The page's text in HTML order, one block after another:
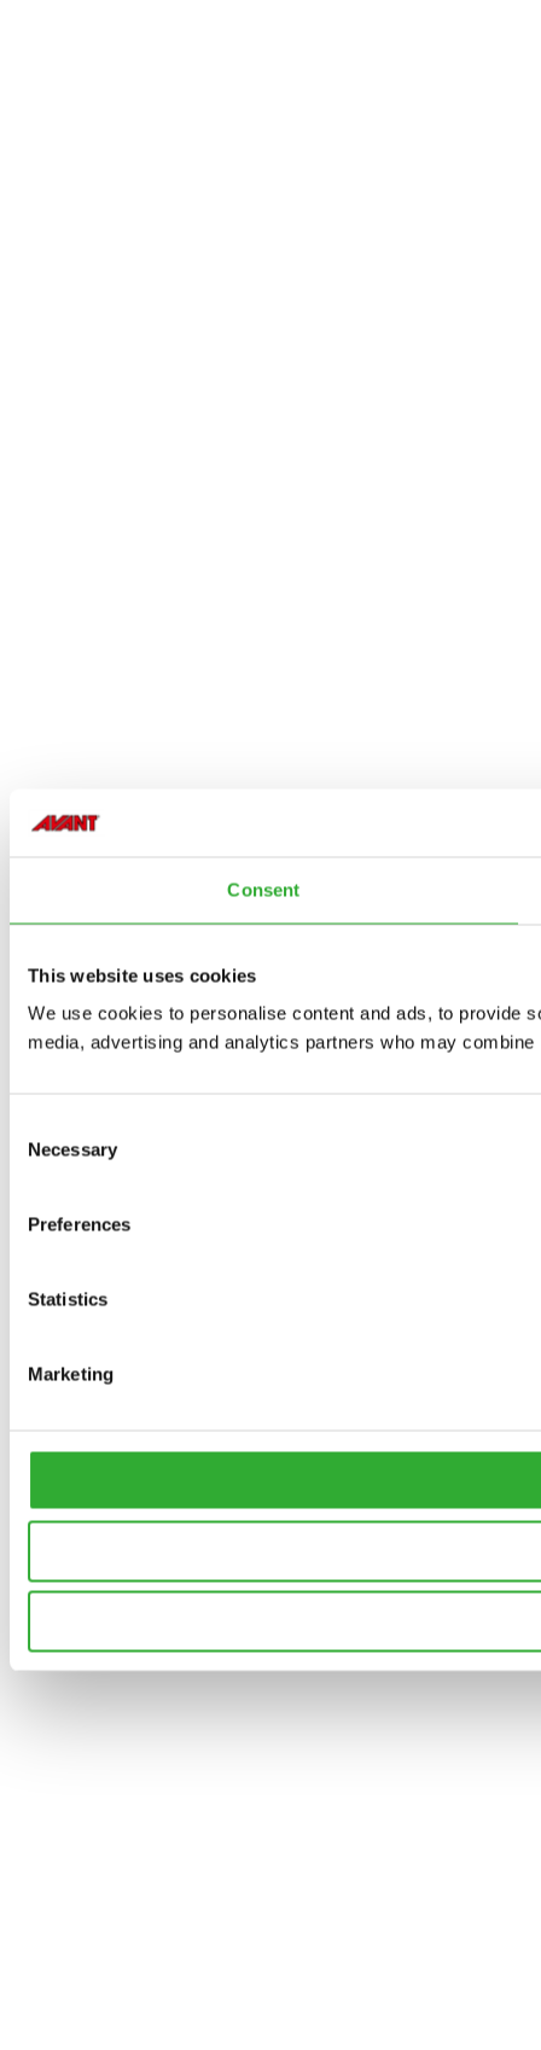
Consent
This website uses cookies
We use cookies to personalise content and ads, to provide
media, advertising and analytics partners who may
Selection
Necessary
Preferences
Statistics
Marketing